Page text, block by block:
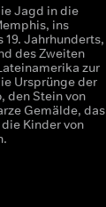
Jagd in die
ins
Jahrhunderts,
des Zweiten
zur
Ursprünge der
den Stein von
Gemälde, das
Kinder von